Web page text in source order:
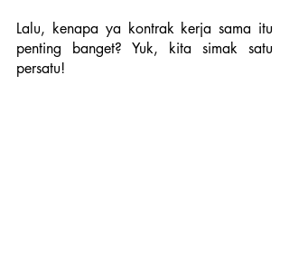
Lalu, kenapa ya kontrak kerja sama itu
penting banget? Yuk, kita simak satu
persatu!